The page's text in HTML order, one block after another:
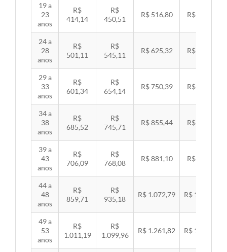
19 a
23
anos
R$
414,14
R$
450,51
R$ 516,80 R$ 532,57
24 a
28
anos
R$
501,11
R$
545,11
R$ 625,32 R$ 644,40
29 a
33
anos
R$
601,34
R$
654,14
R$ 750,39 R$ 773,29
34 a
38
anos
R$
685,52
R$
745,71
R$ 855,44 R$ 881,54
39 a
43
anos
R$
706,09
R$
768,08
R$ 881,10 R$ 907,99
44 a
48
anos
R$
859,71
R$
935,18
R$ 1.072,79 R$ 1.105,53
49 a
53
anos
R$
1.011,19
R$
1.099,96
R$ 1.261,82 R$ 1.300,32